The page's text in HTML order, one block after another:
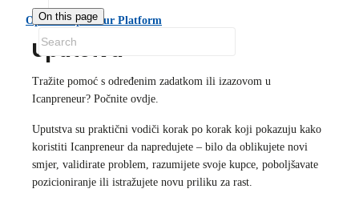
Open Icanpreneur Platform
On this page
Uputstva
Tražite pomoć s određenim zadatkom ili izazovom u
Icanpreneur? Počnite ovdje.
Uputstva su praktični vodiči korak po korak koji pokazuju kako
koristiti Icanpreneur da napredujete – bilo da oblikujete novi
smjer, validirate problem, razumijete svoje kupce, poboljšavate
pozicioniranje ili istražujete novu priliku za rast.